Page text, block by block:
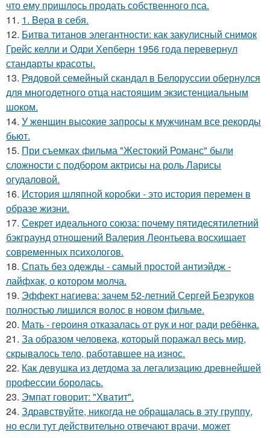
что ему пришлось продать собственного пса.
11. 1. Bеpa в себя.
12. Битва титанов элегантности: как закулисный снимок
Грейс келли и Одри Хепберн 1956 года перевернул
стандарты красоты.
13. Рядовой семейный скандал в Белоруссии обернулся
для многодетного отца настоящим экзистенциальным
шоком.
14. У жeнщин выcoкие запросы к мужчинам все рекорды
бьют.
15. При съемках фильма "Жестокий Романс" были
сложности с подбором актрисы на роль Ларисы
огудаловой.
16. История шляпной коробки - это история перемен в
образе жизни.
17. Секрет идеального союза: почему пятидесятилетний
бэкграунд отношений Валерия Леонтьева восхищает
современных психологов.
18. Спать без одежды - самый простой антиэйдж -
лайфхак, о котором молча.
19. Эффект нагиева: зачем 52-летний Сергей Безруков
полностью лишился волос в новом фильме.
20. Мать - героиня отказалась от рук и ног ради ребёнка.
21. За образом человека, который поражал весь мир,
скрывалось тело, работавшее на износ.
22. Как девушка из детдома за легализацию древнейшей
профессии боролась.
23. Эмпат говорит: "Хватит".
24. Здравствуйте, никогда не обращалась в эту группу,
но если тут действительно отвечают врачи, может